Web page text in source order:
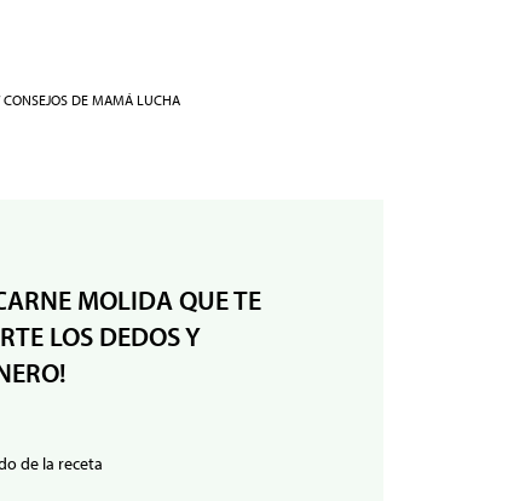
CONSEJOS DE MAMÁ LUCHA
MOLIDA QUE TE
LOS DEDOS Y
de la receta